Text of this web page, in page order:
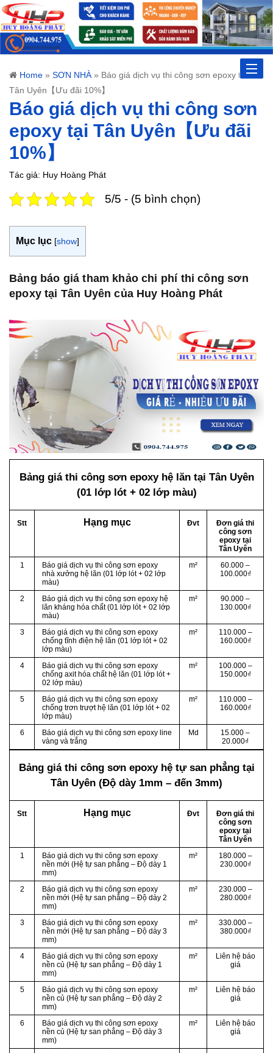
Toggle
Home » SƠN NHÀ» Báo giá dịch vụ thi công sơn epoxy tại
Tân Uyên【Ưu đãi 10%】
Báo giá dịch vụ thi công sơn
epoxy tại Tân Uyên【Ưu đãi
10%】
Tác giả: Huy Hoàng Phát
5/5 - (5 bình chọn)
Mục lục [show]
Bảng báo giá tham khảo chi phí thi công sơn
epoxy tại Tân Uyên của Huy Hoàng Phát
Bảng giá thi công sơn epoxy hệ lăn tại Tân Uyên
(01 lớp lót + 02 lớp màu)
Stt Hạng mục Đvt
Đơn giá thi
công sơn
epoxy tại
Tân Uyên
1
Báo giá dịch vụ thi công sơn epoxy
nhà xưởng hệ lăn (01 lớp lót + 02 lớp
màu)
m²
60.000 –
100.000₫
2
Báo giá dịch vụ thi công sơn epoxy hệ
lăn kháng hóa chất (01 lớp lót + 02 lớp
màu)
m²
90.000 –
130.000₫
3
Báo giá dịch vụ thi công sơn epoxy
chống tĩnh điện hệ lăn (01 lớp lót + 02
lớp màu)
m²
110.000 –
160.000₫
4
Báo giá dịch vụ thi công sơn epoxy
chống axit hóa chất hệ lăn (01 lớp lót +
02 lớp màu)
m²
100.000 –
150.000₫
5
Báo giá dịch vụ thi công sơn epoxy
chống trơn trượt hệ lăn (01 lớp lót + 02
lớp màu)
m²
110.000 –
160.000₫
6
Báo giá dịch vụ thi công sơn epoxy line
vàng và trắng
Md
15.000 –
20.000₫
Bảng giá thi công sơn epoxy hệ tự san phẳngtại
Tân Uyên (Độ dày 1mm – đến 3mm)
Stt Hạng mục Đvt
Đơn giá thi
công sơn
epoxy tại
Tân Uyên
1
Báo giá dịch vụ thi công sơn epoxy
nền mới (Hệ tự san phẳng – Độ dày 1
mm)
m²
180.000 –
230.000₫
2
Báo giá dịch vụ thi công sơn epoxy
nền mới (Hệ tự san phẳng – Độ dày 2
mm)
m²
230.000 –
280.000₫
3
Báo giá dịch vụ thi công sơn epoxy
nền mới (Hệ tự san phẳng – Độ dày 3
mm)
m²
330.000 –
380.000₫
4
Báo giá dịch vụ thi công sơn epoxy
nền củ (Hệ tự san phẳng – Độ dày 1
mm)
m²
Liên hệ báo
giá
5
Báo giá dịch vụ thi công sơn epoxy
nền củ (Hệ tự san phẳng – Độ dày 2
mm)
m²
Liên hệ báo
giá
6
Báo giá dịch vụ thi công sơn epoxy
nền củ (Hệ tự san phẳng – Độ dày 3
mm)
m²
Liên hệ báo
giá